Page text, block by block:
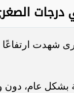
درجات
شهدت ارتفاعًا
بشكل عام،